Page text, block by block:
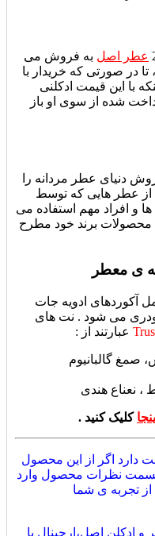
عطر اصل به فروش می
تا در صورتی که خریدار با
با این قیمت ادکلنی
شده از سوی او باز
دنیای عطر مردانه را
خواهیم کرد. 15 مورد از عطر هایی که توسط
و افراد مهم استفاده می
محصولات برند خود مطرح
آکوردهای ادویه جات
پودری می شود . نت های
عبارتند از :
صمغ گالبانیوم
، نعناع هندی
اینجا کلیک کنید .
دارد اگر از این محصول
قسمت نظرات محصول وارد
از تجربه ی شما
ادکلن اصل،ارجینال با